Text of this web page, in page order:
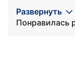
Развернуть
Понравилась